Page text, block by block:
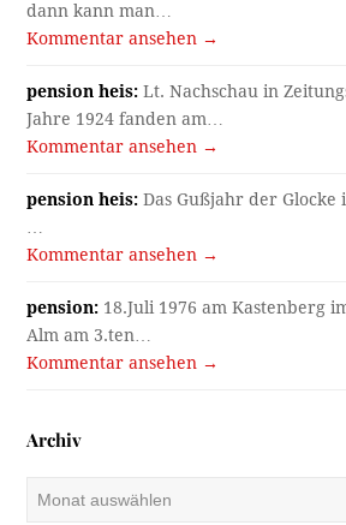
dann kann man…
Kommentar ansehen →
pension heis: Lt. Nachschau in
Jahre 1924 fanden am…
Kommentar ansehen →
pension heis: Das Gußjahr der Glocke
…
Kommentar ansehen →
pension: 18.Juli 1976 am Kastenberg
Alm am 3.ten…
Kommentar ansehen →
Archiv
Archiv